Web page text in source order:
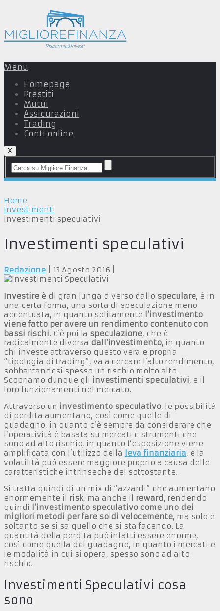
Menu
Homepage
Prestiti
Mutui
Assicurazioni
Trading
Conti online
X
Home
Investimenti
Investimenti speculativi
Investimenti speculativi
Redazione 13 Agosto 2016
Investire è di gran lunga diverso dallo speculare, è in
una certa forma, una sorta di speculazione meno
accentuata, in quanto solitamente l’investimento
viene fatto per avere un rendimento contenuto con
bassi rischi. C’è poi la speculazione, che è
radicalmente diversa dall’investimento, in quanto
chi investe attraverso questo vera e propria
“tipologia di trading”, va a cercare l’alto rendimento,
sobbarcandosi spesso un rischio molto alto.
Scopriamo dunque gli investimenti speculativi, e il
loro funzionamenti nel mercato.
Attraverso un investimento speculativo, le possibilità
di perdita aumentano, così come quelle di
guadagno, in quanto c’è sempre da considerare che
l’operatività è basata su mercati o strumenti che
sono ad alto rischio, in quanto l’esposizione viene
amplificata con l’utilizzo della
leva finanziaria, e la
volatilità può essere maggiore proprio a causa delle
caratteristiche intrinseche del sottostante.
Si tratta quindi di un mix di “azzardi” che aumentano
enormemente il risk, ma anche il reward , rendendo
quindi
l’investimento speculativo come uno dei
migliori metodi per fare soldi velocemente, ma solo e
soltanto se si sa quello che si sta facendo. La
quantità della perdita può infatti essere enorme,
così come quella del guadagno, in quanto i mercati e
le modalità in cui si opera, spesso sono ad alto
rischio.
Investimenti Speculativi cosa
sono